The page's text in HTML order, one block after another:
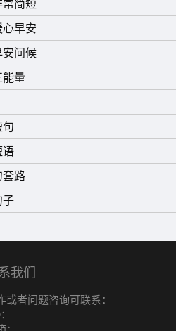
简短
早安
安问候
量
语
套路
子
我们
或者问题咨询可联系：